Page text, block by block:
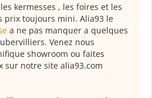
kermesses , les foires et les
prix toujours mini. Alia93 le
a ne pas manquer a quelques
Venez nous
showroom ou faites
sur notre site alia93.com